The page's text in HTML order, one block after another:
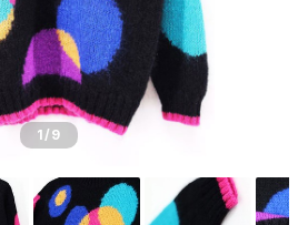
1/9